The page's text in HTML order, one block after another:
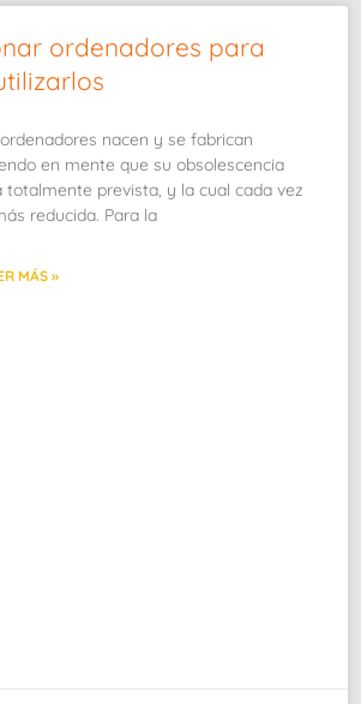
ordenadores para
nacen y se fabrican
en mente que su obsolescencia
totalmente prevista, y la cual cada vez
reducida. Para la
MÁS »